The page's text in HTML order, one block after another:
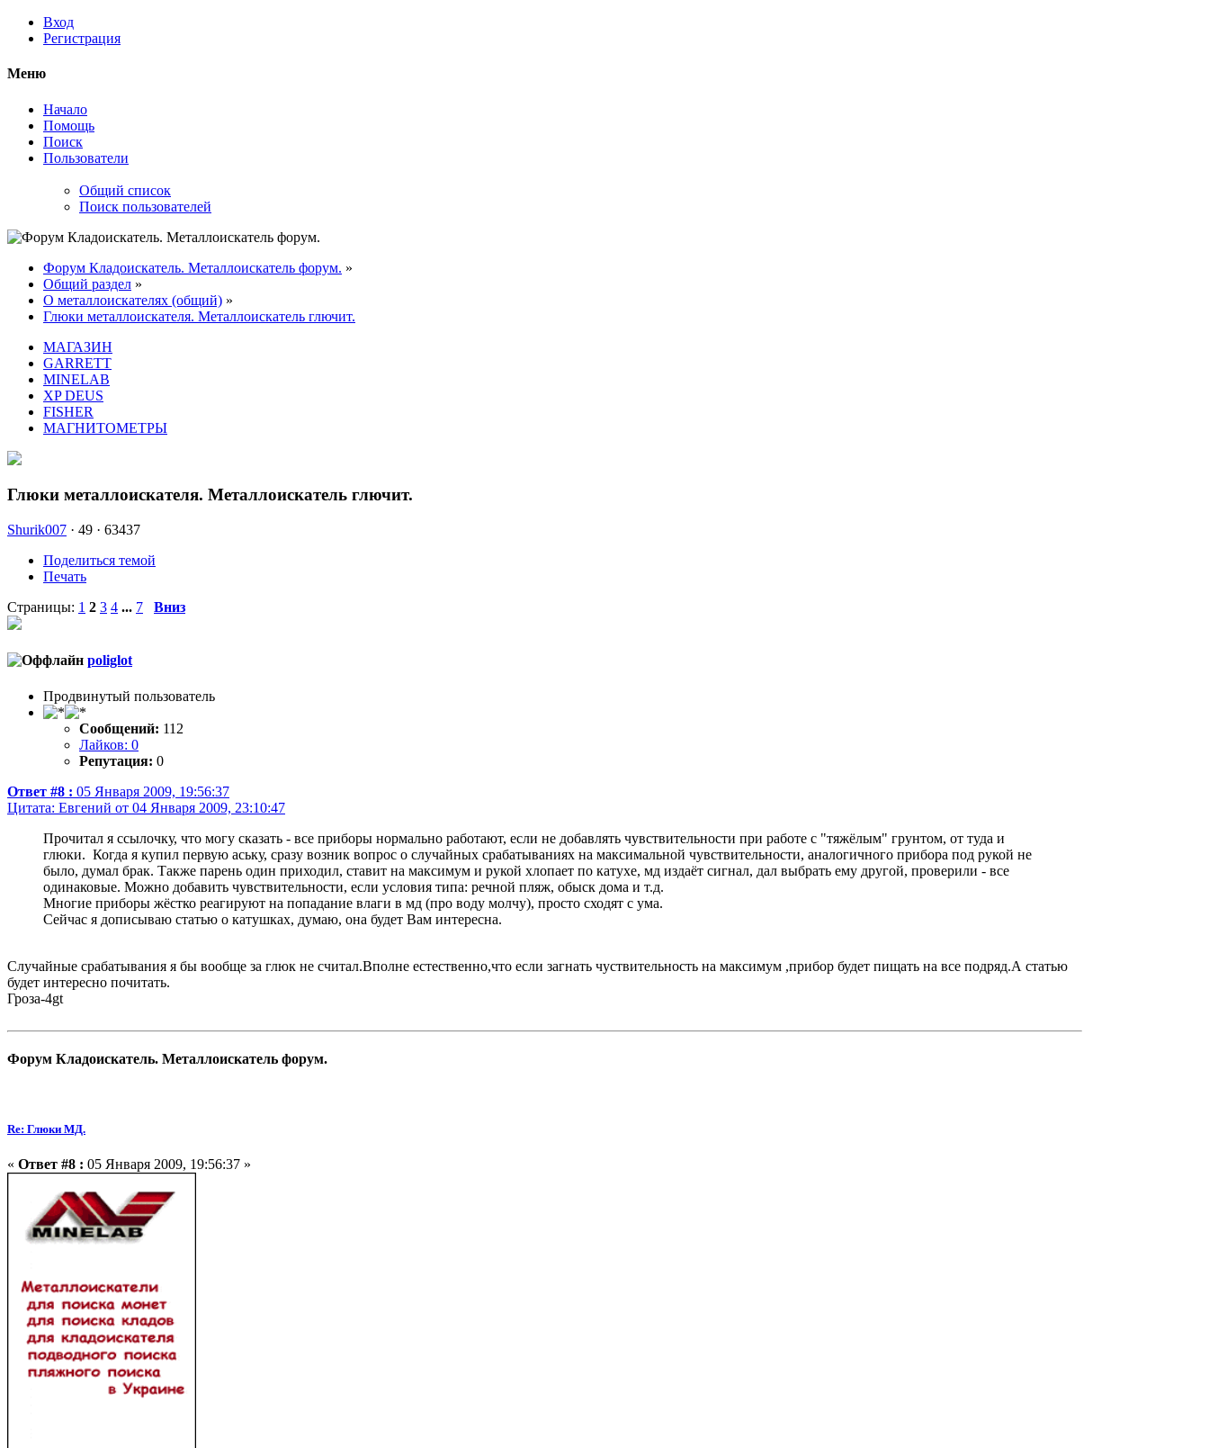
Вход
Регистрация
Меню
Начало
Помощь
Поиск
Пользователи
Общий список
Поиск пользователей
Форум Кладоискатель. Металлоискатель форум. »
Общий раздел »
О металлоискателях (общий) »
Глюки металлоискателя. Металлоискатель глючит.
МАГАЗИН
GARRETT
MINELAB
XP DEUS
FISHER
МАГНИТОМЕТРЫ
Глюки металлоискателя. Металлоискатель глючит.
Shurik007 · 49 · 63437
Поделиться темой
Печать
Страницы: 1 2 3 4 ... 7 Вниз
poliglot
Продвинутый пользователь
Сообщений: 112
Лайков: 0
Репутация: 0
Ответ #8 : 05 Января 2009, 19:56:37
Цитата: Евгений от 04 Января 2009, 23:10:47
Прочитал я ссылочку, что могу сказать - все приборы нормально работают, если не добавлять чувствительности при работе с "тяжёлым" грунтом, от туда и
глюки. Когда я купил первую аську, сразу возник вопрос о случайных срабатываниях на максимальной чувствительности, аналогичного прибора под рукой не
было, думал брак. Также парень один приходил, ставит на максимум и рукой хлопает по катухе, мд издаёт сигнал, дал выбрать ему другой, проверили - все
одинаковые. Можно добавить чувствительности, если условия типа: речной пляж, обыск дома и т.д.
Многие приборы жёстко реагируют на попадание влаги в мд (про воду молчу), просто сходят с ума.
Сейчас я дописываю статью о катушках, думаю, она будет Вам интересна.
Случайные срабатывания я бы вообще за глюк не считал.Вполне естественно,что если загнать чуствительность на максимум ,прибор будет пищать на все подряд.А статью
будет интересно почитать.
Гроза-4gt
Форум Кладоискатель. Металлоискатель форум.
Re: Глюки МД.
« Ответ #8 : 05 Января 2009, 19:56:37 »